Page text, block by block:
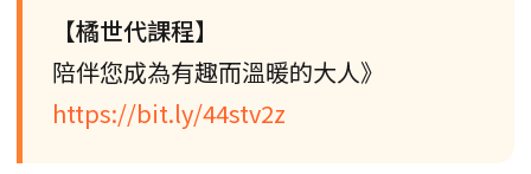
【橘世代課程】
陪伴您成為有趣而溫暖的大人》
https://bit.ly/44stv2z